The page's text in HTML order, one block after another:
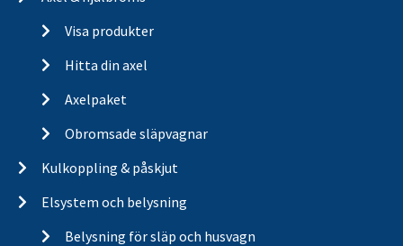
Visa produkter
Hitta din axel
Axelpaket
Obromsade släpvagnar
Kulkoppling & påskjut
Elsystem och belysning
Belysning för släp och husvagn